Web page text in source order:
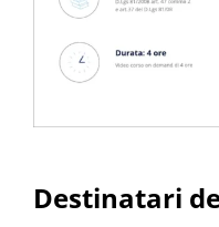
Destinatari